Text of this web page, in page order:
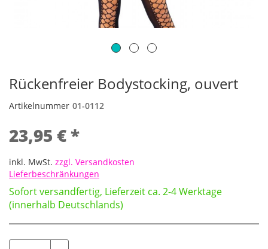
Rückenfreier Bodystocking, ouvert
Artikelnummer 01-0112
23,95 € *
inkl. MwSt. zzgl. Versandkosten
Lieferbeschränkungen
Sofort versandfertig, Lieferzeit ca. 2-4 Werktage
(innerhalb Deutschlands)